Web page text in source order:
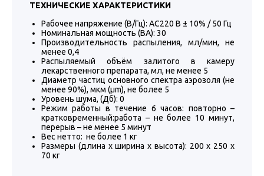
ТЕХНИЧЕСКИЕ ХАРАКТЕРИСТИКИ
Рабочее напряжение (В/Гц): АС220 В ± 10% / 50 Гц
Номинальная мощность (ВА): 30
Производительность распыления, мл/мин, не
менее 0,4
Распыляемый объём залитого в камеру
лекарственного препарата, мл, не менее 5
Диаметр частиц основного спектра аэрозоля (не
менее 90%), мкм (µm), не более 5
Уровень шума, (Дб): 0
Режим работы в течение 6 часов: повторно –
кратковременный:работа – не более 10 минут,
перерыв – не менее 5 минут
Вес нетто: не более 1 кг
Размеры (длина х ширина х высота): 200 х 250 х
70 кг